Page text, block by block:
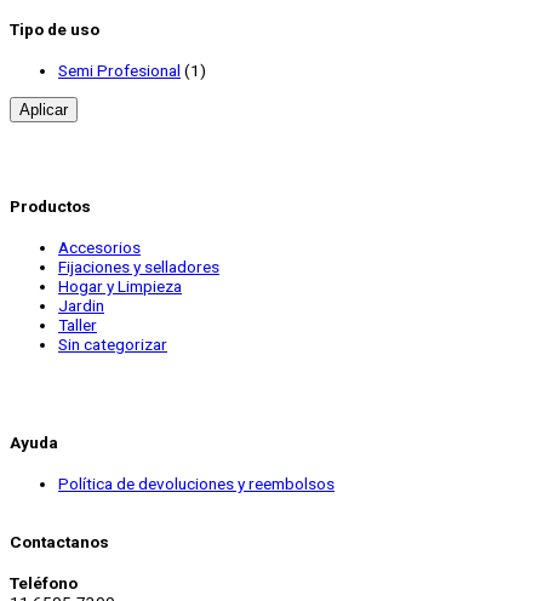
Tipo de uso
Semi Profesional (1)
Aplicar
Productos
Accesorios
Fijaciones y selladores
Hogar y Limpieza
Jardin
Taller
Sin categorizar
Ayuda
Política de devoluciones y reembolsos
Contactanos
Teléfono